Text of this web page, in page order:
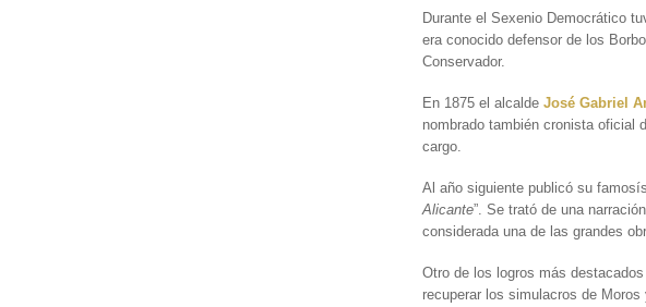
Durante el Sexenio Democrático
era conocido defensor de los
Conservador.
En 1875 el alcaldeJosé Gabriel
nombrado también cronista oficial
cargo.
Al año siguiente publicó su
Alicante”. Se trató de una
considerada una de las grandes
Otro de los logros más
recuperar los simulacros de Moros